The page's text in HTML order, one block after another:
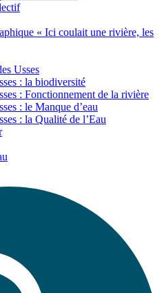
« Ici coulait une rivière, les
Usses
: la biodiversité
: Fonctionnement de la rivière
: le Manque d’eau
: la Qualité de l’Eau